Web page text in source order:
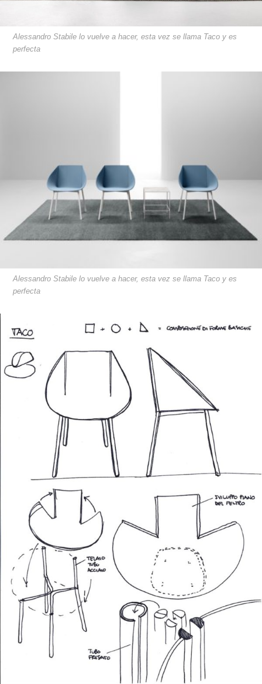
Alessandro Stabile lo vuelve a hacer, esta vez se llama Taco y es
perfecta
Alessandro Stabile lo vuelve a hacer, esta vez se llama Taco y es
perfecta